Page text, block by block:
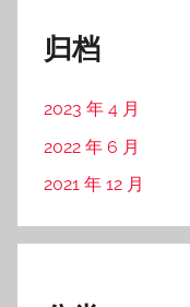
归档
2023 年 4 月
2022 年 6 月
2021 年 12 月